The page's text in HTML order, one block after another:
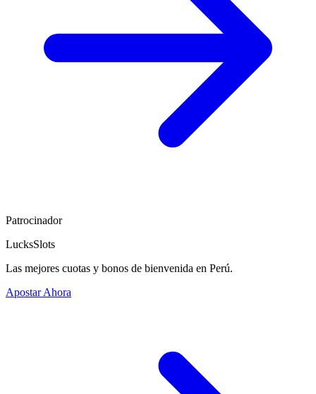
Patrocinador
LucksSlots
Las mejores cuotas y bonos de bienvenida en Perú.
Apostar Ahora